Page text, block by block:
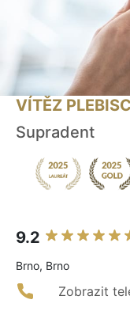
VÍTĚZ
Supradent
9.2
Brno, Brno
Zobrazit